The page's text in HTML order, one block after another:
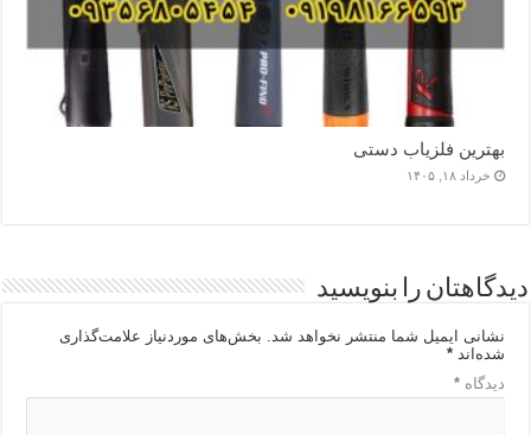
بهترین فلزیاب دستی
خرداد ۱۸, ۱۴۰۵
دیدگاهتان را بنویسید
نشانی ایمیل شما منتشر نخواهد شد.
بخش‌های موردنیاز علامت‌گذاری
شده‌اند*
دیدگاه*